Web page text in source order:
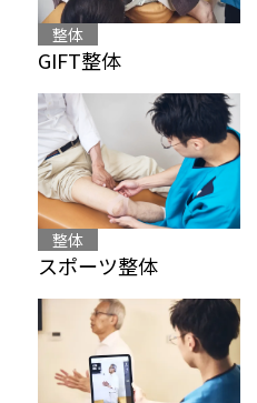
整体
GIFT整体
整体
スポーツ整体